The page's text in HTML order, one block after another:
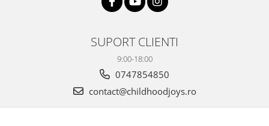
SUPORT CLIENTI
9:00-18:00
0747854850
contact@childhoodjoys.ro